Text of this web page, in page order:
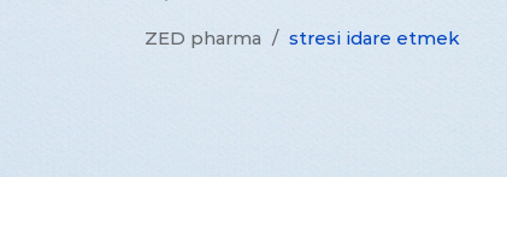
ZED pharma / stresi idare etmek